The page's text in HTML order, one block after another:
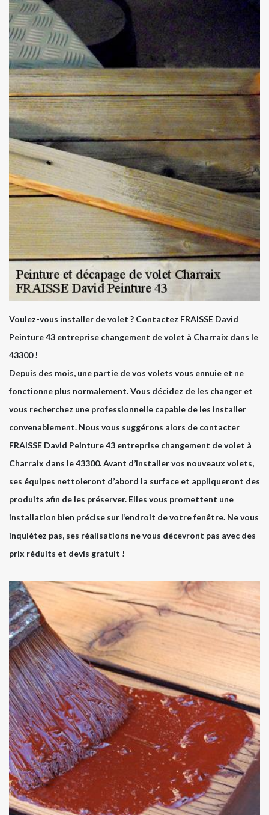
Voulez-vous installer de volet ? Contactez FRAISSE David
Peinture 43 entreprise changement de volet à Charraix dans le
43300 !
Depuis des mois, une partie de vos volets vous ennuie et ne
fonctionne plus normalement. Vous décidez de les changer et
vous recherchez une professionnelle capable de les installer
convenablement. Nous vous suggérons alors de contacter
FRAISSE David Peinture 43 entreprise changement de volet à
Charraix dans le 43300. Avant d’installer vos nouveaux volets,
ses équipes nettoieront d’abord la surface et appliqueront des
produits afin de les préserver. Elles vous promettent une
installation bien précise sur l’endroit de votre fenêtre. Ne vous
inquiétez pas, ses réalisations ne vous décevront pas avec des
prix réduits et devis gratuit !